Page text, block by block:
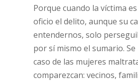
Porque cuando la víctima
oficio el delito, aunque su
entendernos, solo
por sí mismo el sumario.
caso de las mujeres
comparezcan: vecinos,